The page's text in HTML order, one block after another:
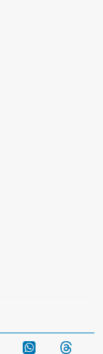
Telegram WhatsApp